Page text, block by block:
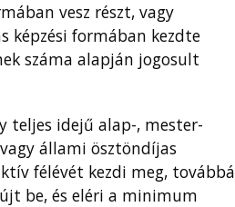
vesz részt, vagy
formában kezdte
száma alapján jogosult
teljes idejű alap-, mester-
állami ösztöndíjas
félévét kezdi meg, továbbá
be, és eléri a minimum